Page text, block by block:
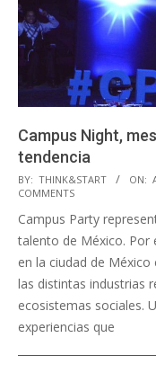
​​Campus Night,
tendencia
2015-
04-
14
BY: THINK&START ON:
COMMENTS
Campus Party
talento de México. Por
en la ciudad de
las distintas industrias
ecosistemas sociales.
experiencias que